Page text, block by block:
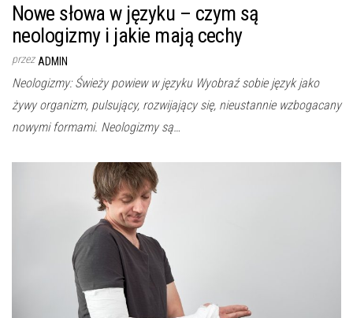
Nowe słowa w języku – czym są
neologizmy i jakie mają cechy
przez ADMIN
Neologizmy: Świeży powiew w języku Wyobraź sobie język jako
żywy organizm, pulsujący, rozwijający się, nieustannie wzbogacany
nowymi formami. Neologizmy są…